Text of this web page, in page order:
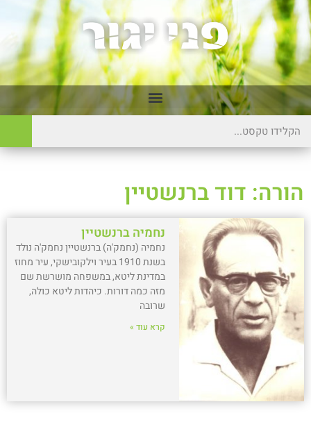
הורה: דוד ברנשטיין
נחמיה ברנשטיין
נחמיה (נחמק'ה) ברנשטיין נחמק'ה נולד
בשנת 1910 בעיר וילקובישקי, עיר מחוז
במדינת ליטא, במשפחה מושרשת שם
מזה כמה דורות. כיהדות ליטא כולה,
שרובה
קרא עוד »